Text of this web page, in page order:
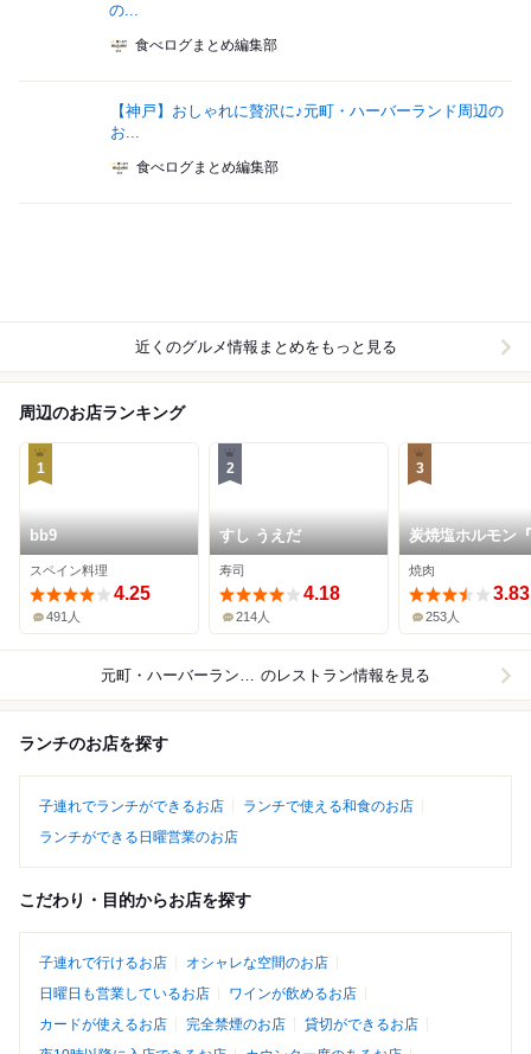
の...
食べログまとめ編集部
【神戸】おしゃれに贅沢に♪元町・ハーバーランド周辺の
お...
食べログまとめ編集部
近くのグルメ情報まとめをもっと見る
周辺のお店ランキング
1
bb9
スペイン料理
4.25
491人
2
すし うえだ
寿司
4.18
214人
3
炭焼塩ホルモン
神戸酒場
焼肉
3.83
253人
元町・ハーバーランド周辺 のレストラン情報を見る
ランチのお店を探す
子連れでランチができるお店
ランチで使える和食のお店
ランチができる日曜営業のお店
こだわり・目的からお店を探す
子連れで行けるお店
オシャレな空間のお店
日曜日も営業しているお店
ワインが飲めるお店
カードが使えるお店
完全禁煙のお店
貸切ができるお店